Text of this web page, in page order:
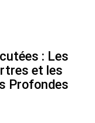
: Les
et les
Profondes